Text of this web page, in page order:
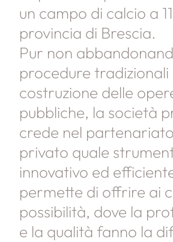
un campo di calcio a
provincia di Brescia.
Pur non
procedure tradizionali
costruzione delle
pubbliche, la società
crede nel
privato quale
innovativo ed
permette di offrire ai
possibilità, dove la
e la qualità fanno la